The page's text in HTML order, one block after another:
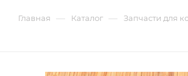
Главная — Каталог — Запчасти для